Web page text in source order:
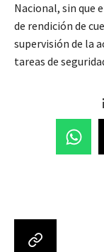
Nacional, sin que
de rendición de
supervisión de la
tareas de